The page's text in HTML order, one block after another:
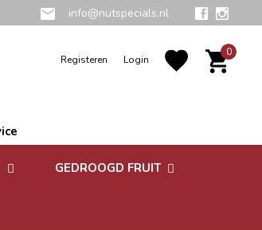
info@nutspecials.nl
0
Registeren Login
GEDROOGD FRUIT